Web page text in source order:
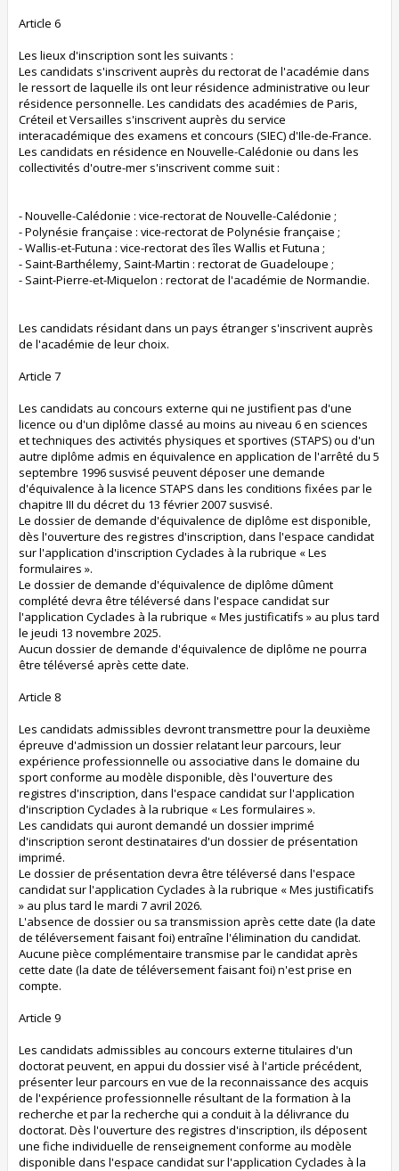
Article 6
Les lieux d'inscription sont les suivants :
Les candidats s'inscrivent auprès du rectorat de l'académie dans
le ressort de laquelle ils ont leur résidence administrative ou leur
résidence personnelle. Les candidats des académies de Paris,
Créteil et Versailles s'inscrivent auprès du service
interacadémique des examens et concours (SIEC) d'Ile-de-France.
Les candidats en résidence en Nouvelle-Calédonie ou dans les
collectivités d'outre-mer s'inscrivent comme suit :
- Nouvelle-Calédonie : vice-rectorat de Nouvelle-Calédonie ;
- Polynésie française : vice-rectorat de Polynésie française ;
- Wallis-et-Futuna : vice-rectorat des îles Wallis et Futuna ;
- Saint-Barthélemy, Saint-Martin : rectorat de Guadeloupe ;
- Saint-Pierre-et-Miquelon : rectorat de l'académie de Normandie.
Les candidats résidant dans un pays étranger s'inscrivent auprès
de l'académie de leur choix.
Article 7
Les candidats au concours externe qui ne justifient pas d'une
licence ou d'un diplôme classé au moins au niveau 6 en sciences
et techniques des activités physiques et sportives (STAPS) ou d'un
autre diplôme admis en équivalence en application de l'arrêté du 5
septembre 1996 susvisé peuvent déposer une demande
d'équivalence à la licence STAPS dans les conditions fixées par le
chapitre III du décret du 13 février 2007 susvisé.
Le dossier de demande d'équivalence de diplôme est disponible,
dès l'ouverture des registres d'inscription, dans l'espace candidat
sur l'application d'inscription Cyclades à la rubrique « Les
formulaires ».
Le dossier de demande d'équivalence de diplôme dûment
complété devra être téléversé dans l'espace candidat sur
l'application Cyclades à la rubrique « Mes justificatifs » au plus tard
le jeudi 13 novembre 2025.
Aucun dossier de demande d'équivalence de diplôme ne pourra
être téléversé après cette date.
Article 8
Les candidats admissibles devront transmettre pour la deuxième
épreuve d'admission un dossier relatant leur parcours, leur
expérience professionnelle ou associative dans le domaine du
sport conforme au modèle disponible, dès l'ouverture des
registres d'inscription, dans l'espace candidat sur l'application
d'inscription Cyclades à la rubrique « Les formulaires ».
Les candidats qui auront demandé un dossier imprimé
d'inscription seront destinataires d'un dossier de présentation
imprimé.
Le dossier de présentation devra être téléversé dans l'espace
candidat sur l'application Cyclades à la rubrique « Mes justificatifs
» au plus tard le mardi 7 avril 2026.
L'absence de dossier ou sa transmission après cette date (la date
de téléversement faisant foi) entraîne l'élimination du candidat.
Aucune pièce complémentaire transmise par le candidat après
cette date (la date de téléversement faisant foi) n'est prise en
compte.
Article 9
Les candidats admissibles au concours externe titulaires d'un
doctorat peuvent, en appui du dossier visé à l'article précédent,
présenter leur parcours en vue de la reconnaissance des acquis
de l'expérience professionnelle résultant de la formation à la
recherche et par la recherche qui a conduit à la délivrance du
doctorat. Dès l'ouverture des registres d'inscription, ils déposent
une fiche individuelle de renseignement conforme au modèle
disponible dans l'espace candidat sur l'application Cyclades à la